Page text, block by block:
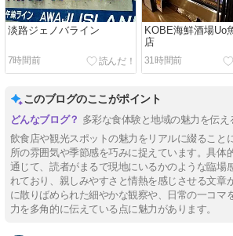
淡路ジェノバライン
7時間前
KOBE海鮮酒場Uo
店
31時間前
このブログのここがポイント
多彩な食体験と地域の魅力を伝え
飲食店や観光スポットの魅力をリアルに綴ること
所の雰囲気や季節感を巧みに捉えています。具体
通じて、読者がまるで現地にいるかのような臨場
れており、親しみやすさと情熱を感じさせる文章
に散りばめられた細やかな観察や、日常の一コマ
力を多角的に伝えている点に魅力があります。